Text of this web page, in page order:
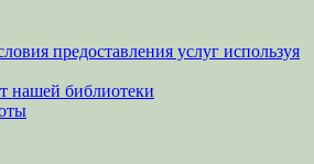
предоставления услуг используя
нашей библиотеки